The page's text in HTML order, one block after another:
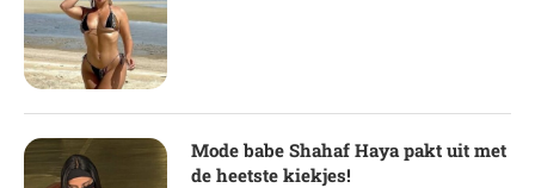
Mode babe Shahaf Haya pakt uit met
de heetste kiekjes!